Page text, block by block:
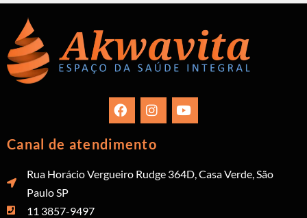
Canal de atendimento
Rua Horácio Vergueiro Rudge 364D, Casa Verde, São
Paulo SP
11 3857-9497